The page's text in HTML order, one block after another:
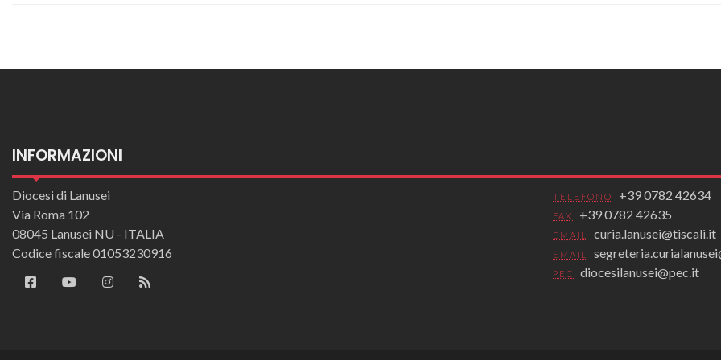
INFORMAZIONI
Diocesi di Lanusei
Via Roma 102
08045 Lanusei NU - ITALIA
Codice fiscale 01053230916
TELEFONO +39 0782 42634
FAX +39 0782 42635
EMAIL curia.lanusei@tiscali.it
EMAIL
PEC diocesilanusei@pec.it